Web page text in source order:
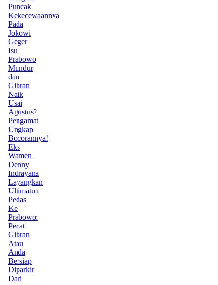
Puncak
Kekecewaannya
Pada
Jokowi
Geger
Isu
Prabowo
Mundur
dan
Gibran
Naik
Usai
Agustus?
Pengamat
Ungkap
Bocorannya!
Eks
Wamen
Denny
Indrayana
Layangkan
Ultimatun
Pedas
Ke
Prabowo:
Pecat
Gibran
Atau
Anda
Bersiap
Diparkir
Dari